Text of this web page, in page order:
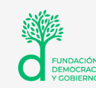
contenido